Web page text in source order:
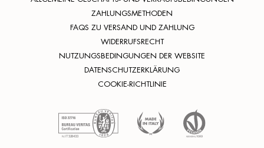
ZAHLUNGSMETHODEN
FAQS ZU VERSAND UND ZAHLUNG
WIDERRUFSRECHT
NUTZUNGSBEDINGUNGEN DER WEBSITE
DATENSCHUTZERKLÄRUNG
COOKIE-RICHTLINIE